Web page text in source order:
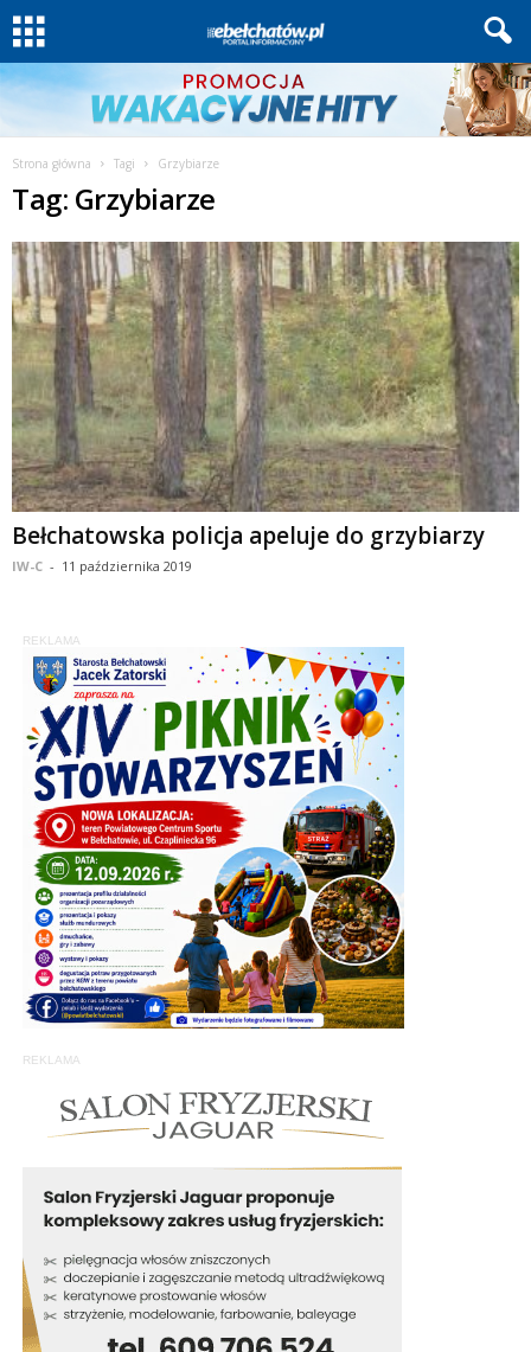
Strona główna Tagi Grzybiarze
Tag: Grzybiarze
Bełchatowska policja apeluje do grzybiarzy
IW-C - 11 października 2019
REKLAMA
REKLAMA